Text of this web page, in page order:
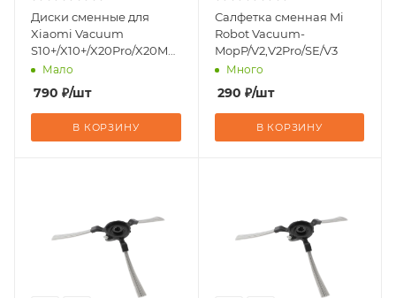
Диски сменные для
Xiaomi Vacuum
S10+/X10+/X20Pro/X20Max,
4штМало
790 ₽/шт
В КОРЗИНУ
Салфетка сменная Mi
Robot Vacuum-
MopP/V2,V2Pro/SE/V3
Много
290 ₽/шт
В КОРЗИНУ